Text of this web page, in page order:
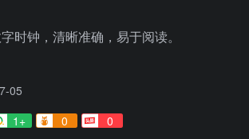
时钟，清晰准确，易于阅读。
05
1+ 0 0